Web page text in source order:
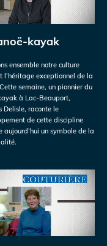
kayak
ensemble notre culture
l’héritage exceptionnel de la
semaine, un pionnier du
à Lac-Beauport,
Delisle, raconte le
de cette discipline
aujourd’hui un symbole de la